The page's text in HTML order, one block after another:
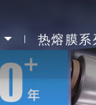
热熔膜系